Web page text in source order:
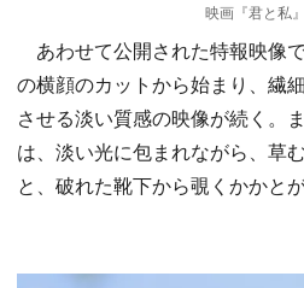
映画『君と私
あわせて公開された特報映像
の横顔のカットから始まり、繊
させる淡い質感の映像が続く。
は、淡い光に包まれながら、草
と、破れた靴下から覗くかかと